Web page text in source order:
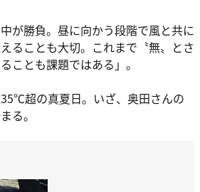
が勝負。昼に向かう段階で風と共に
ることも大切。これまで〝無〟とさ
ことも課題ではある」。
超の真夏日。いざ、奥田さんの
る。